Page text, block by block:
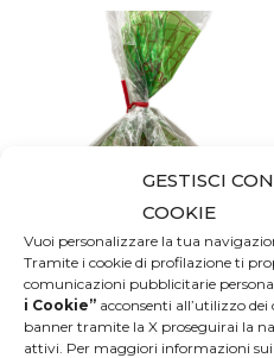
GESTISCI
COOKIE
Vuoi personalizzare la tua
Tramite i cookie di profilazione ti
comunicazioni pubblicitarie
i Cookie” acconsenti all’utilizzo
banner tramite la X proseguirai la
attivi. Per maggiori informazioni sui
Biscotti Esse